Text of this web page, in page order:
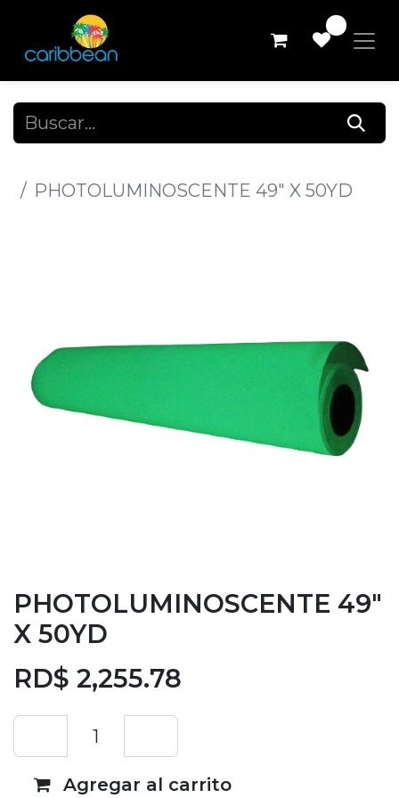
PHOTOLUMINOSCENTE 49" X 50YD
PHOTOLUMINOSCENTE 49"
X 50YD
RD$ 2,255.78
Agregar al carrito